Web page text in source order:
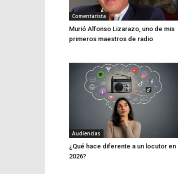
Comentarista
Murió Alfonso Lizarazo, uno de mis
primeros maestros de radio
Audiencias
¿Qué hace diferente a un locutor en
2026?